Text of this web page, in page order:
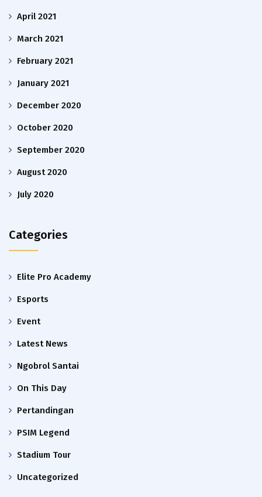
April 2021
March 2021
February 2021
January 2021
December 2020
October 2020
September 2020
August 2020
July 2020
Categories
Elite Pro Academy
Esports
Event
Latest News
Ngobrol Santai
On This Day
Pertandingan
PSIM Legend
Stadium Tour
Uncategorized